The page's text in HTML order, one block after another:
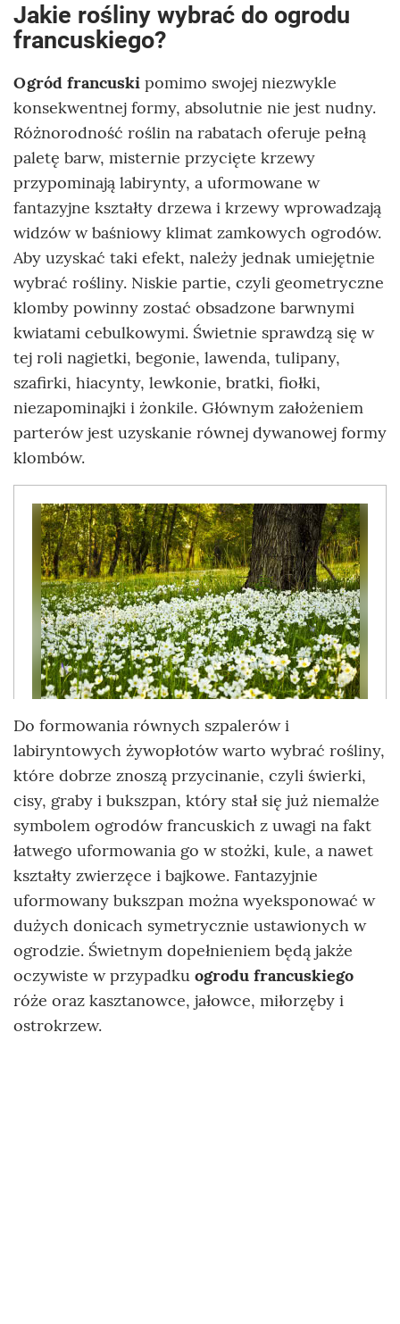
Jakie rośliny wybrać do ogrodu
francuskiego?
Ogród francuski pomimo swojej niezwykle
konsekwentnej formy, absolutnie nie jest nudny.
Różnorodność roślin na rabatach oferuje pełną
paletę barw, misternie przycięte krzewy
przypominają labirynty, a uformowane w
fantazyjne kształty drzewa i krzewy wprowadzają
widzów w baśniowy klimat zamkowych ogrodów.
Aby uzyskać taki efekt, należy jednak umiejętnie
wybrać rośliny. Niskie partie, czyli geometryczne
klomby powinny zostać obsadzone barwnymi
kwiatami cebulkowymi. Świetnie sprawdzą się w
tej roli nagietki, begonie, lawenda, tulipany,
szafirki, hiacynty, lewkonie, bratki, fiołki,
niezapominajki i żonkile. Głównym założeniem
parterów jest uzyskanie równej dywanowej formy
klombów.
Do formowania równych szpalerów i
labiryntowych żywopłotów warto wybrać rośliny,
które dobrze znoszą przycinanie, czyli świerki,
cisy, graby i bukszpan, który stał się już niemalże
symbolem ogrodów francuskich z uwagi na fakt
łatwego uformowania go w stożki, kule, a nawet
kształty zwierzęce i bajkowe. Fantazyjnie
uformowany bukszpan można wyeksponować w
dużych donicach symetrycznie ustawionych w
ogrodzie. Świetnym dopełnieniem będą jakże
oczywiste w przypadku ogrodu francuskiego
róże oraz kasztanowce, jałowce, miłorzęby i
ostrokrzew.